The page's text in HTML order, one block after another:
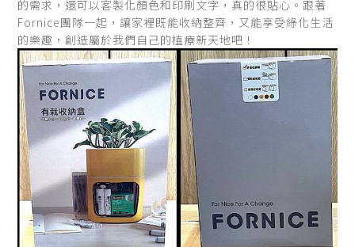
的需求，還可以客製化顏色和印刷文字，真的很貼心。跟著
Fornice團隊一起，讓家裡既能收納整齊，又能享受綠化生活
的樂趣，創造屬於我們自己的植療新天地吧！